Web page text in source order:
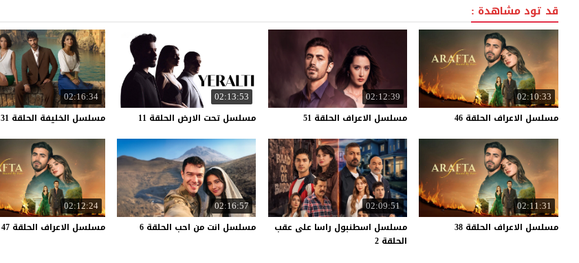
قد تود مشاهدة :
02:10:33
مسلسل الاعراف الحلقة 46
02:12:39
مسلسل الاعراف الحلقة 51
02:13:53
مسلسل تحت الارض الحلقة 11
02:16:34
مسلسل الخليفة الحلقة 31
02:11:31
مسلسل الاعراف الحلقة 38
02:09:51
مسلسل اسطنبول راسا على عقب
الحلقة 2
02:16:57
مسلسل انت من احب الحلقة 6
02:12:24
مسلسل الاعراف الحلقة 47